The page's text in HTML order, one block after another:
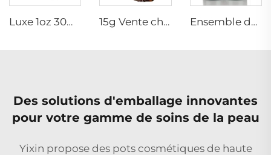
Luxe 1oz 30ml Flacon Blanc Mat pour Huiles Essentielles ou Sérum, Bouteilles en Verre de Haute Qualité pour Cosmétiques 15g Vente chaude luxe modeambre pot de crème aux yeux carrés nouveau style d'emballage cosmétique bouteille en verre Ensemble de flacons en verre cosmétiques emballage cosmétique avec couvercle de luxe gravé artisanat pompe pulvérisateur bouchon
Des solutions d'emballage innovantes
pour votre gamme de soins de la peau
Yixin propose des pots cosmétiques de haute